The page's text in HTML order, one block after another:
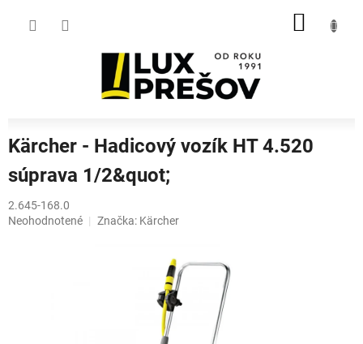
Kärcher - Hadicový vozík HT 4.520
súprava 1/2&quot;
2.645-168.0
Priemerné
Neohodnotené Značka: Kärcher